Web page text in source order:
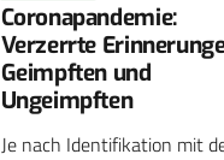
Coronapandemie:
Verzerrte
Geimpften und
Ungeimpften
Je nach Identifikation mit